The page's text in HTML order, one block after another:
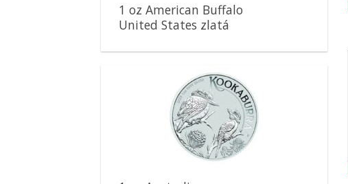
1 oz American Buffalo
United States zlatá
Pridať k
obľúbeným